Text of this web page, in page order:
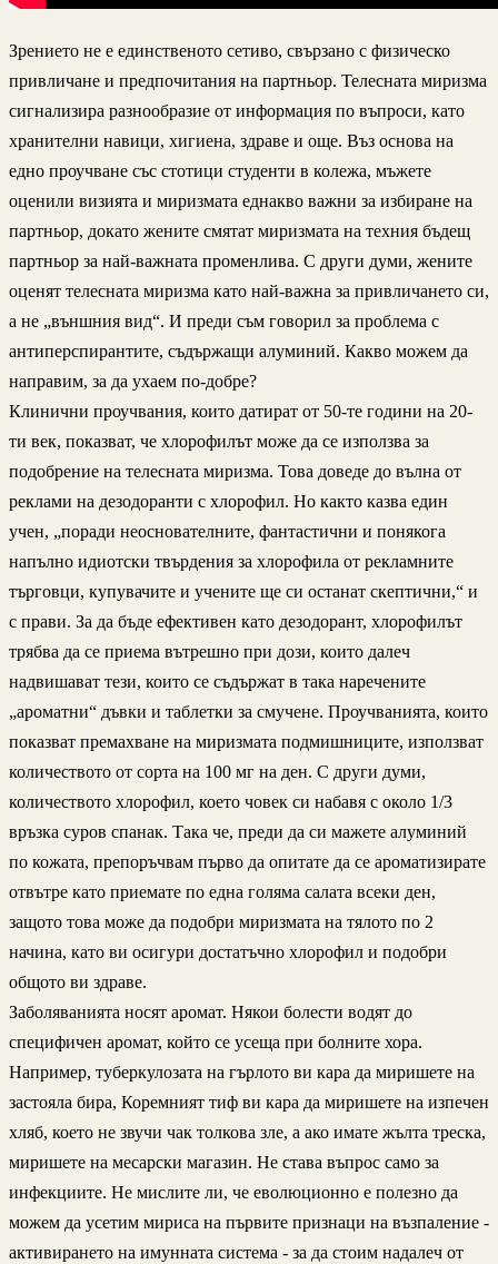
Зрението не е единственото сетиво, свързано с физическо
привличане и предпочитания на партньор. Телесната миризма
сигнализира разнообразие от информация по въпроси, като
хранителни навици, хигиена, здраве и още. Въз основа на
едно проучване със стотици студенти в колежа, мъжете
оценили визията и миризмата еднакво важни за избиране на
партньор, докато жените смятат миризмата на техния бъдещ
партньор за най-важната променлива. С други думи, жените
оценят телесната миризма като най-важна за привличането си,
а не „външния вид“. И преди съм говорил за проблема с
антиперспирантите, съдържащи алуминий. Какво можем да
направим, за да ухаем по-добре?
Клинични проучвания, които датират от 50-те години на 20-
ти век, показват, че хлорофилът може да се използва за
подобрение на телесната миризма. Това доведе до вълна от
реклами на дезодоранти с хлорофил. Но както казва един
учен, „поради неоснователните, фантастични и понякога
напълно идиотски твърдения за хлорофила от рекламните
търговци, купувачите и учените ще си останат скептични,“ и
с прави. За да бъде ефективен като дезодорант, хлорофилът
трябва да се приема вътрешно при дози, които далеч
надвишават тези, които се съдържат в така наречените
„ароматни“ дъвки и таблетки за смучене. Проучванията, които
показват премахване на миризмата подмишниците, използват
количеството от сорта на 100 мг на ден. С други думи,
количеството хлорофил, което човек си набавя с около 1/3
връзка суров спанак. Така че, преди да си мажете алуминий
по кожата, препоръчвам първо да опитате да се ароматизирате
отвътре като приемате по една голяма салата всеки ден,
защото това може да подобри миризмата на тялото по 2
начина, като ви осигури достатъчно хлорофил и подобри
общото ви здраве.
Заболяванията носят аромат. Някои болести водят до
специфичен аромат, който се усеща при болните хора.
Например, туберкулозата на гърлото ви кара да миришете на
застояла бира, Коремният тиф ви кара да миришете на изпечен
хляб, което не звучи чак толкова зле, а ако имате жълта треска,
миришете на месарски магазин. Не става въпрос само за
инфекциите. Не мислите ли, че еволюционно е полезно да
можем да усетим мириса на първите признаци на възпаление -
активирането на имунната система - за да стоим надалеч от